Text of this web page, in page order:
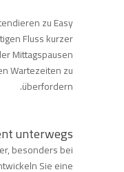
zu Easy
Fluss kurzer
Mittagspausen
Wartezeiten zu
überfordern.
unterwegs
besonders bei
Sie eine